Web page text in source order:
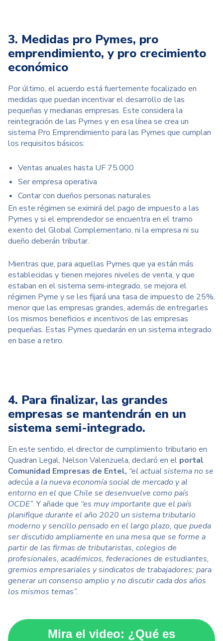
3. Medidas pro Pymes, pro
emprendimiento, y pro crecimiento
económico
Por último, el acuerdo está fuertemente focalizado en
medidas que puedan incentivar el desarrollo de las
pequeñas y medianas empresas. Este considera la
reintegración de las Pymes y en esa línea se crea un
sistema Pro Emprendimiento para las Pymes que cumplan
los requisitos básicos:
Ventas anuales hasta UF 75.000
Ser empresa operativa
Contar con dueños personas naturales
En este régimen se eximirá del pago de impuesto a las
Pymes y si el emprendedor se encuentra en el tramo
exento del Global Complementario, ni la empresa ni su
dueño deberán tributar.
Mientras que, para aquellas Pymes que ya están más
establecidas y tienen mejores niveles de venta, y que
estaban en el sistema semi-integrado, se mejora el
régimen Pyme y se les fijará una tasa de impuesto de 25%,
menor que las empresas grandes, además de entregarles
los mismos beneficios e incentivos de las empresas
pequeñas. Estas Pymes quedarán en un sistema integrado
en base a retiro.
4. Para finalizar, las grandes
empresas se mantendrán en un
sistema semi-integrado.
En este sentido, el director de cumplimiento tributario en
Quadran Legal, Nelson Valenzuela, declaró en el portal
Comunidad Empresas de Entel, “el actual sistema no se
adecúa a la nueva economía social de mercado y al
entorno en el que Chile se desenvuelve como país
OCDE”. Y añade que “es muy importante que el país
planifique durante el año 2020 un sistema tributario
moderno y sencillo pensado en el largo plazo, que pueda
ser discutido ampliamente en una mesa que se forme a
partir de las firmas de tributaristas, colegios de
profesionales, académicos, federaciones de estudiantes,
gremios empresariales y sindicatos de trabajadores; para
generar un consenso amplio y no discutir cada dos años
los mismos temas”.
Mira el video: ¿Qué es